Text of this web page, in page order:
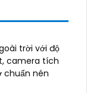
trời với độ
camera tích
chuẩn nén